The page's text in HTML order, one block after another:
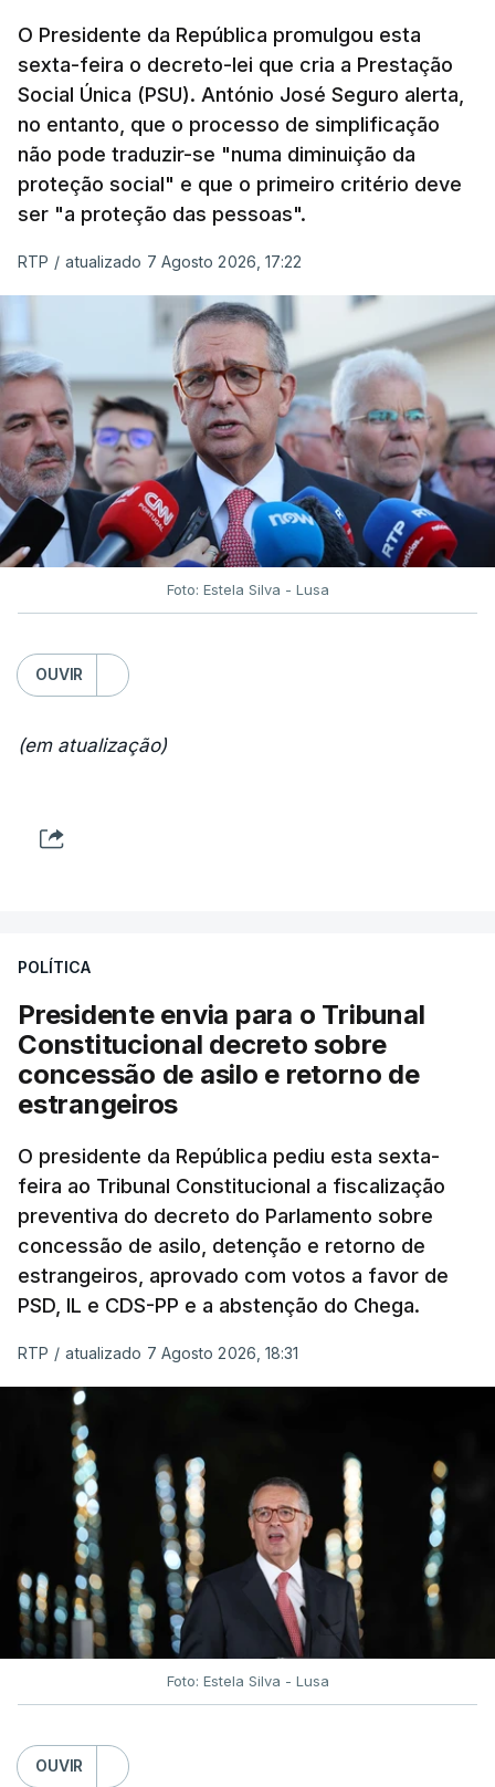
O Presidente da República promulgou esta
sexta-feira o decreto-lei que cria a Prestação
Social Única (PSU). António José Seguro alerta,
no entanto, que o processo de simplificação
não pode traduzir-se "numa diminuição da
proteção social" e que o primeiro critério deve
ser "a proteção das pessoas".
RTP / atualizado 7 Agosto 2026, 17:22
Foto: Estela Silva - Lusa
OUVIR
(em atualização)
POLÍTICA
Presidente envia para o Tribunal
Constitucional decreto sobre
concessão de asilo e retorno de
estrangeiros
O presidente da República pediu esta sexta-
feira ao Tribunal Constitucional a fiscalização
preventiva do decreto do Parlamento sobre
concessão de asilo, detenção e retorno de
estrangeiros, aprovado com votos a favor de
PSD, IL e CDS-PP e a abstenção do Chega.
RTP / atualizado 7 Agosto 2026, 18:31
Foto: Estela Silva - Lusa
OUVIR